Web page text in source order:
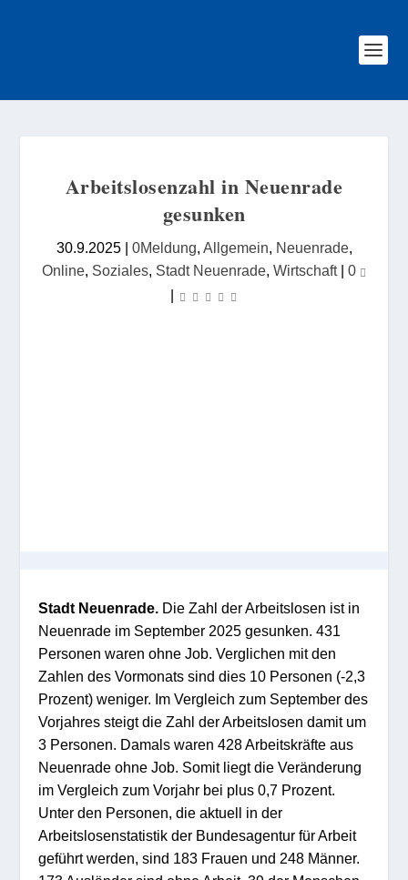
Arbeitslosenzahl in Neuenrade
gesunken
30.9.2025| 0Meldung, Allgemein, Neuenrade,
Online, Soziales, Stadt Neuenrade, Wirtschaft| 0
|
Stadt Neuenrade. Die Zahl der Arbeitslosen ist in
Neuenrade im September 2025 gesunken. 431
Personen waren ohne Job. Verglichen mit den
Zahlen des Vormonats sind dies 10 Personen (-2,3
Prozent) weniger. Im Vergleich zum September des
Vorjahres steigt die Zahl der Arbeitslosen damit um
3 Personen. Damals waren 428 Arbeitskräfte aus
Neuenrade ohne Job. Somit liegt die Veränderung
im Vergleich zum Vorjahr bei plus 0,7 Prozent.
Unter den Personen, die aktuell in der
Arbeitslosenstatistik der Bundesagentur für Arbeit
geführt werden, sind 183 Frauen und 248 Männer.